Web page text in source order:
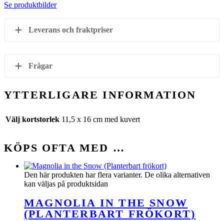
Se produktbilder
Leverans och fraktpriser
Frågar
YTTERLIGARE INFORMATION
Välj kortstorlek 11,5 x 16 cm med kuvert
KÖPS OFTA MED …
Den här produkten har flera varianter. De olika alternativen
kan väljas på produktsidan
MAGNOLIA IN THE SNOW
(PLANTERBART FRÖKORT)